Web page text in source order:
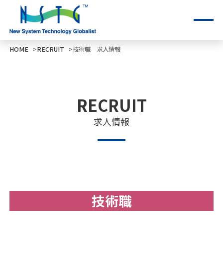
HOME RECRUIT 技術職 求人情報
RECRUIT
求人情報
技術職